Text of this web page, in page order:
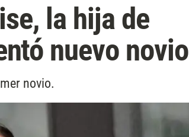
la hija de
nuevo novio
novio.